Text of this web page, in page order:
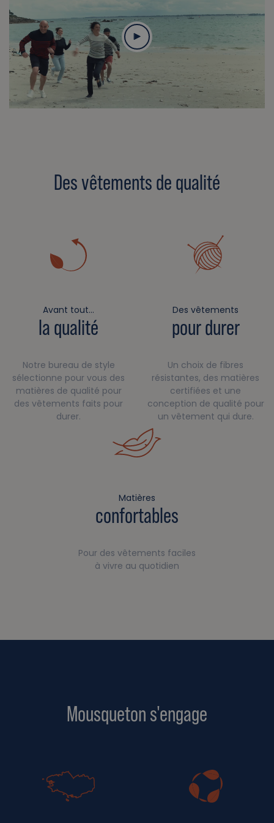
Des vêtements de qualité
Avant tout…
la qualité
Notre bureau de style
sélectionne pour vous des
matières de qualité pour
des vêtements faits pour
durer.
Des vêtements
pour durer
Un choix de fibres
résistantes, des matières
certifiées et une
conception de qualité pour
un vêtement qui dure.
Matières
confortables
Pour des vêtements faciles
à vivre au quotidien
Mousqueton s'engage